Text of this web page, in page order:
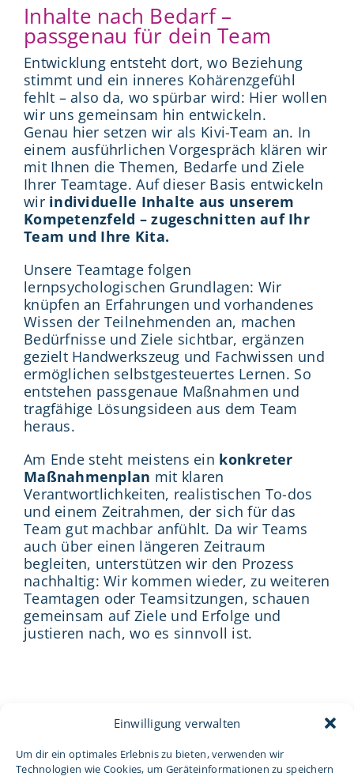
Einwilligung verwalten
Um dir ein optimales Erlebnis zu bieten, verwenden wir
Technologien wie Cookies, um Geräteinformationen zu speichern
Inhalte nach Bedarf –
passgenau für dein Team
Entwicklung entsteht dort, wo Beziehung
stimmt und ein inneres Kohärenzgefühl
fehlt – also da, wo spürbar wird: Hier wollen
wir uns gemeinsam hin entwickeln.
Genau hier setzen wir als Kivi-Team an. In
einem ausführlichen Vorgespräch klären wir
mit Ihnen die Themen, Bedarfe und Ziele
Ihrer Teamtage. Auf dieser Basis entwickeln
wir individuelle Inhalte aus unserem
Kompetenzfeld – zugeschnitten auf Ihr
Team und Ihre Kita.
Unsere Teamtage folgen
lernpsychologischen Grundlagen: Wir
knüpfen an Erfahrungen und vorhandenes
Wissen der Teilnehmenden an, machen
Bedürfnisse und Ziele sichtbar, ergänzen
gezielt Handwerkszeug und Fachwissen und
ermöglichen selbstgesteuertes Lernen. So
entstehen passgenaue Maßnahmen und
tragfähige Lösungsideen aus dem Team
heraus.
Am Ende steht meistens ein konkreter
Maßnahmenplan mit klaren
Verantwortlichkeiten, realistischen To-dos
und einem Zeitrahmen, der sich für das
Team gut machbar anfühlt. Da wir Teams
auch über einen längeren Zeitraum
begleiten, unterstützen wir den Prozess
nachhaltig: Wir kommen wieder, zu weiteren
Teamtagen oder Teamsitzungen, schauen
gemeinsam auf Ziele und Erfolge und
justieren nach, wo es sinnvoll ist.
Unsere Werkzeuge